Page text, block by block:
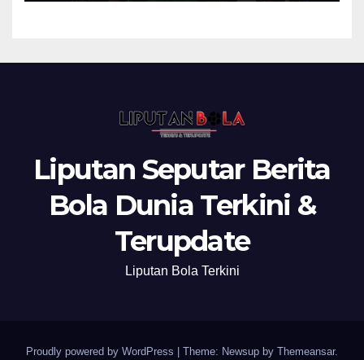
Liputan Seputar Berita
Bola Dunia Terkini &
Terupdate
Liputan Bola Terkini
Proudly powered by WordPress Theme: Newsup by Themeansar.